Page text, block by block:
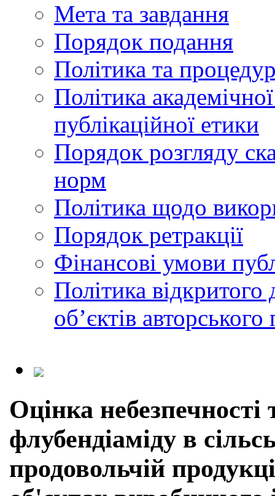
Мета та завдання
Порядок подання
Політика та
Політика
публікаційної етики
Порядок розгляду
норм
Політика щодо
Порядок ретракції
Фінансові умови
Політика
обʼєктів авторського
Оцінка небезпечності
флубендіаміду в
продовольчій